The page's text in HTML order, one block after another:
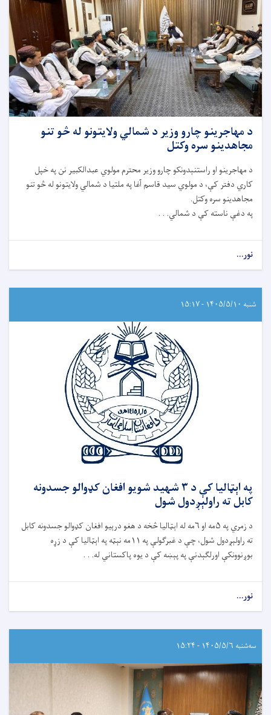
د مهاجرینو چارو وزیر د شمالي ولایتونو له څو تنو
مجاهدینو سره وکتل
د مهاجرینو او راستنېدونکو چارو وزیر محترم مولوي عبدالکبیر نن په خپل
کاري دفتر کې، د مولوي سید قاسم آغا په ملتیا د شمالي ولایتونو له څو تنو
مجاهدینو سره وکتل.
په دغې ناسته کې د شمالي. . .
نور...
شنبه ۱۴۰۵/۵/۱۰ - ۱۵:۱۷
په اېټالیا کې د ۳ شهید شویو افغان کډوالو جسدونه
کابل ته راولېږدول شول
د زمري په ۵مه او ۶مه له اېټالیا څخه د هغو درېیو افغان کډوالو جسدونه کابل
ته راولېږدول شول، چې د غبرګولې په ۱۱مه نېټه په اېټالیا کې د زړه
بوږنوونکې اورلګېدنې په پېښه کې د یوه پاکستاني له. . .
نور...
سه‌شنبه ۱۴۰۵/۵/۶ - ۱۵:۲۴